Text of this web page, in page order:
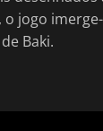
jogo
Baki.